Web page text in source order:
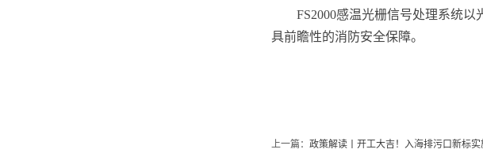
FS2000感温光栅信号处理系统
具前瞻性的消防安全保障。
上一篇： 政策解读丨开工大吉！入海排污口新标